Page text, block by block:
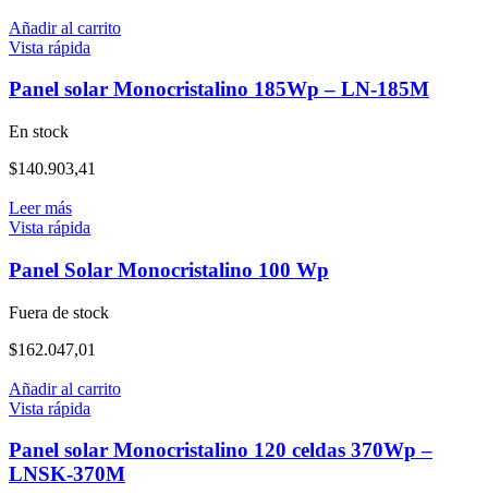
Añadir al carrito
Vista rápida
Panel solar Monocristalino 185Wp – LN-185M
En stock
$140.903,41
Leer más
Vista rápida
Panel Solar Monocristalino 100 Wp
Fuera de stock
$162.047,01
Añadir al carrito
Vista rápida
Panel solar Monocristalino 120 celdas 370Wp –
LNSK-370M